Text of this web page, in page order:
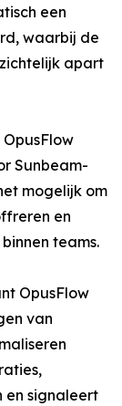
een
waarbij de
apart
Sunbeam-
mogelijk om
en
teams.
OpusFlow
van
en signaleert